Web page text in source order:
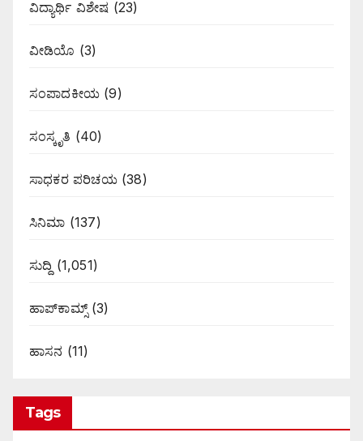
ವಿದ್ಯಾರ್ಥಿ ವಿಶೇಷ (23)
ವೀಡಿಯೊ (3)
ಸಂಪಾದಕೀಯ (9)
ಸಂಸ್ಕೃತಿ (40)
ಸಾಧಕರ ಪರಿಚಯ(38)
ಸಿನಿಮಾ (137)
ಸುದ್ದಿ (1,051)
ಹಾಪ್‌ಕಾಮ್ಸ್‌(3)
ಹಾಸನ (11)
Tags